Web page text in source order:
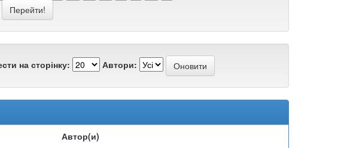
на сторінку: Автори:
Автор(и)